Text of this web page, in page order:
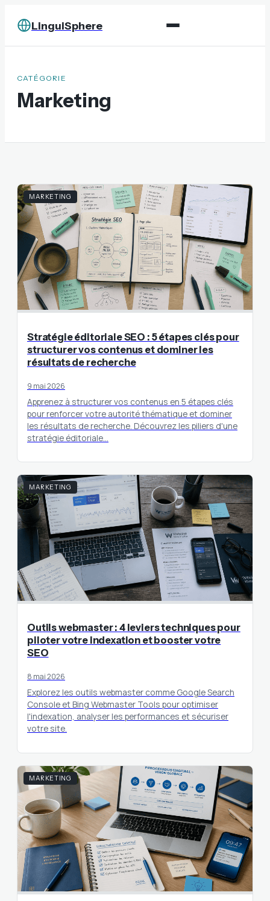
LinguiSphere
CATÉGORIE
Marketing
MARKETING
Stratégie éditoriale SEO : 5 étapes clés pour
structurer vos contenus et dominer les
résultats de recherche
9 mai 2026
Apprenez à structurer vos contenus en 5 étapes clés
pour renforcer votre autorité thématique et dominer
les résultats de recherche. Découvrez les piliers d'une
stratégie éditoriale…
MARKETING
Outils webmaster : 4 leviers techniques pour
piloter votre indexation et booster votre
SEO
8 mai 2026
Explorez les outils webmaster comme Google Search
Console et Bing Webmaster Tools pour optimiser
l'indexation, analyser les performances et sécuriser
votre site.
MARKETING